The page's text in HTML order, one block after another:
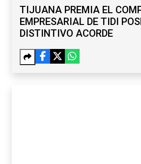
TIJUANA PREMIA EL
EMPRESARIAL DE TIDI
DISTINTIVO ACORDE